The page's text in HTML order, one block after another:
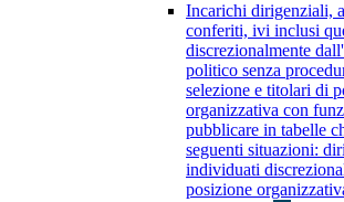
Incarichi dirigenziali,
conferiti, ivi inclusi
discrezionalmente
politico senza
selezione e titolari di
organizzativa con
pubblicare in tabelle
seguenti situazioni:
individuati
posizione